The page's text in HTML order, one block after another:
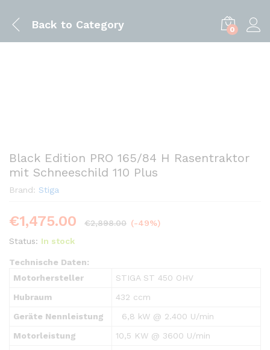
Back to Category 0
Black Edition PRO 165/84 H Rasentraktor
mit Schneeschild 110 Plus
Brand: Stiga
€1,475.00 €2,898.00 (-49%)
Status: In stock
Technische Daten:
Motorhersteller
STIGA ST 450 OHV
Hubraum
432 ccm
Geräte Nennleistung
6,8 kW @ 2.400 U/min
Motorleistung
10,5 KW @ 3600 U/min